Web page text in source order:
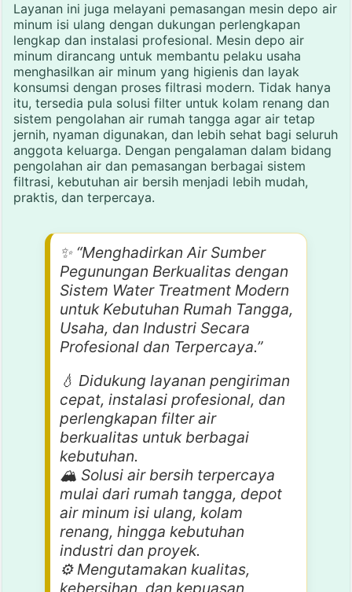
Layanan ini juga melayani pemasangan mesin depo air
minum isi ulang dengan dukungan perlengkapan
lengkap dan instalasi profesional. Mesin depo air
minum dirancang untuk membantu pelaku usaha
menghasilkan air minum yang higienis dan layak
konsumsi dengan proses filtrasi modern. Tidak hanya
itu, tersedia pula solusi filter untuk kolam renang dan
sistem pengolahan air rumah tangga agar air tetap
jernih, nyaman digunakan, dan lebih sehat bagi seluruh
anggota keluarga. Dengan pengalaman dalam bidang
pengolahan air dan pemasangan berbagai sistem
filtrasi, kebutuhan air bersih menjadi lebih mudah,
praktis, dan terpercaya.
✨ “Menghadirkan Air Sumber
Pegunungan Berkualitas dengan
Sistem Water Treatment Modern
untuk Kebutuhan Rumah Tangga,
Usaha, dan Industri Secara
Profesional dan Terpercaya.”
💧 Didukung layanan pengiriman
cepat, instalasi profesional, dan
perlengkapan filter air
berkualitas untuk berbagai
kebutuhan.
🏔️ Solusi air bersih terpercaya
mulai dari rumah tangga, depot
air minum isi ulang, kolam
renang, hingga kebutuhan
industri dan proyek.
⚙️ Mengutamakan kualitas,